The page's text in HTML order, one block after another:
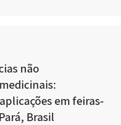
não
em feiras-
Brasil